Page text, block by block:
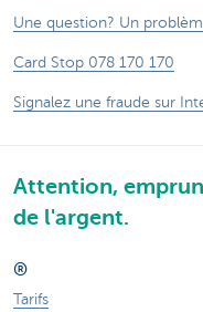
Une question? Un
Card Stop 078 170 170
Signalez une fraude sur
Attention,
de l'argent.
®
Tarifs